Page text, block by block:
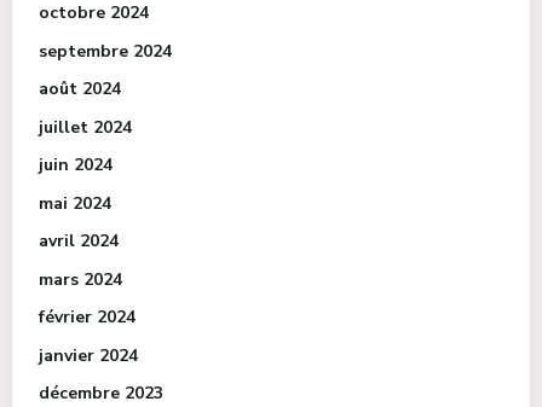
octobre 2024
septembre 2024
août 2024
juillet 2024
juin 2024
mai 2024
avril 2024
mars 2024
février 2024
janvier 2024
décembre 2023